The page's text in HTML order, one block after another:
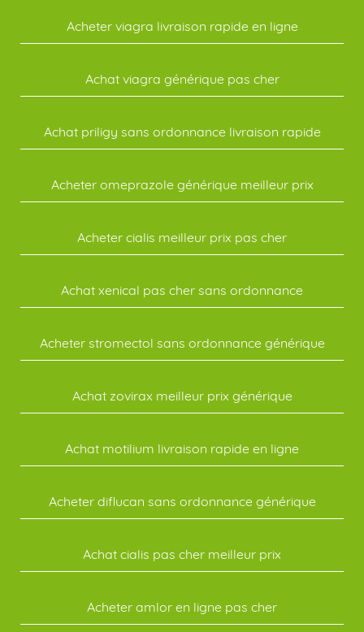
Acheter viagra livraison rapide en ligne
Achat viagra générique pas cher
Achat priligy sans ordonnance livraison rapide
Acheter omeprazole générique meilleur prix
Acheter cialis meilleur prix pas cher
Achat xenical pas cher sans ordonnance
Acheter stromectol sans ordonnance générique
Achat zovirax meilleur prix générique
Achat motilium livraison rapide en ligne
Acheter diflucan sans ordonnance générique
Achat cialis pas cher meilleur prix
Acheter amlor en ligne pas cher